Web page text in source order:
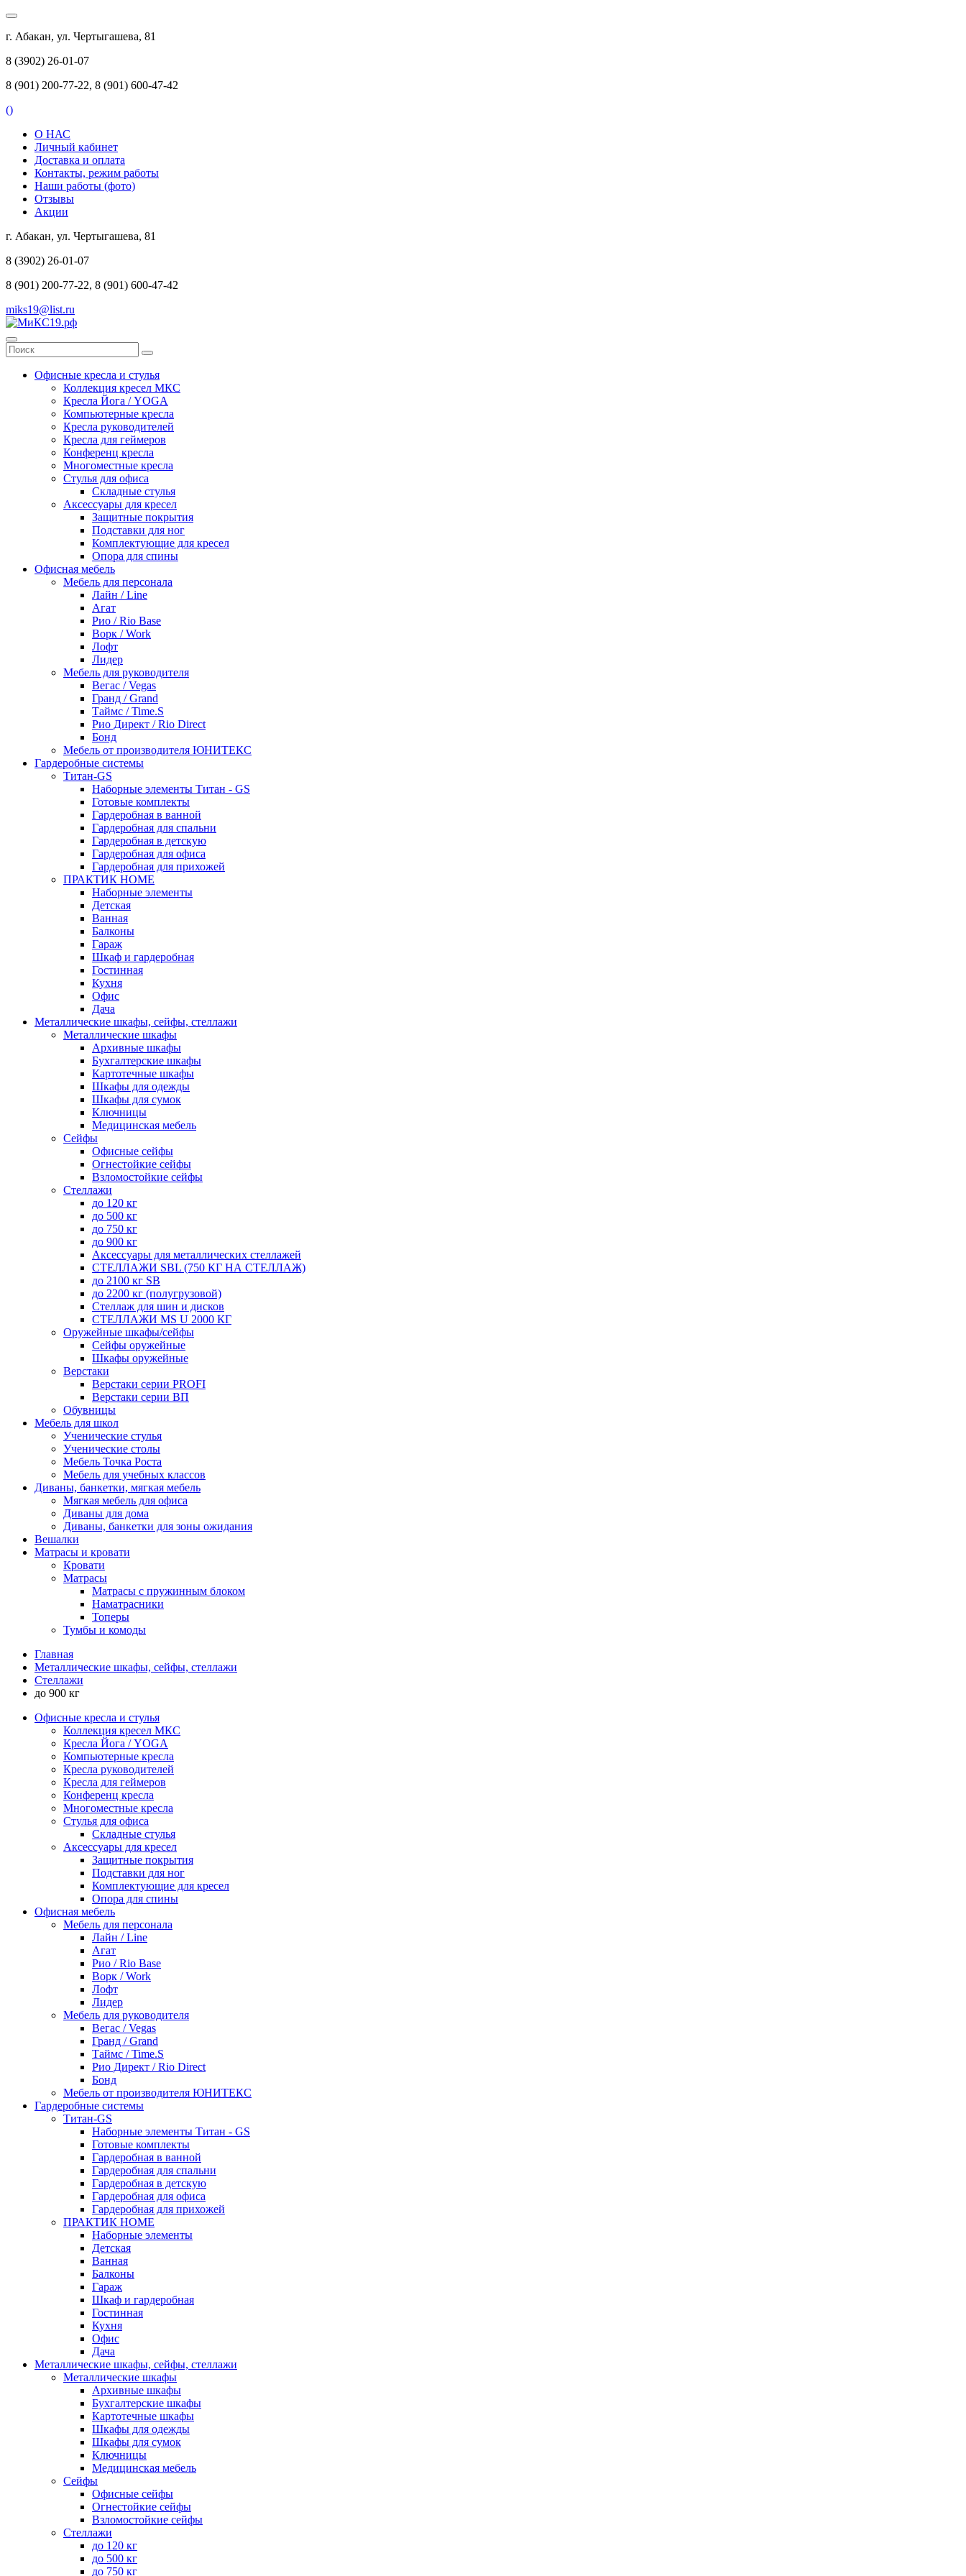
г. Абакан, ул. Чертыгашева, 81
8 (3902) 26-01-07
8 (901) 200-77-22, 8 (901) 600-47-42
()
О НАС
Личный кабинет
Доставка и оплата
Контакты, режим работы
Наши работы (фото)
Отзывы
Акции
г. Абакан, ул. Чертыгашева, 81
8 (3902) 26-01-07
8 (901) 200-77-22, 8 (901) 600-47-42
miks19@list.ru
Офисные кресла и стулья
Коллекция кресел МКС
Кресла Йога / YOGA
Компьютерные кресла
Кресла руководителей
Кресла для геймеров
Конференц кресла
Многоместные кресла
Стулья для офиса
Складные стулья
Аксессуары для кресел
Защитные покрытия
Подставки для ног
Комплектующие для кресел
Опора для спины
Офисная мебель
Мебель для персонала
Лайн / Line
Агат
Рио / Rio Base
Ворк / Work
Лофт
Лидер
Мебель для руководителя
Вегас / Vegas
Гранд / Grand
Таймс / Time.S
Рио Директ / Rio Direct
Бонд
Мебель от производителя ЮНИТЕКС
Гардеробные системы
Титан-GS
Наборные элементы Титан - GS
Готовые комплекты
Гардеробная в ванной
Гардеробная для спальни
Гардеробная в детскую
Гардеробная для офиса
Гардеробная для прихожей
ПРАКТИК HOME
Наборные элементы
Детская
Ванная
Балконы
Гараж
Шкаф и гардеробная
Гостинная
Кухня
Офис
Дача
Металлические шкафы, сейфы, стеллажи
Металлические шкафы
Архивные шкафы
Бухгалтерские шкафы
Картотечные шкафы
Шкафы для одежды
Шкафы для сумок
Ключницы
Медицинская мебель
Сейфы
Офисные сейфы
Огнестойкие сейфы
Взломостойкие сейфы
Стеллажи
до 120 кг
до 500 кг
до 750 кг
до 900 кг
Аксессуары для металлических стеллажей
СТЕЛЛАЖИ SBL (750 КГ НА СТЕЛЛАЖ)
до 2100 кг SB
до 2200 кг (полугрузовой)
Стеллаж для шин и дисков
СТЕЛЛАЖИ MS U 2000 КГ
Оружейные шкафы/сейфы
Сейфы оружейные
Шкафы оружейные
Верстаки
Верстаки серии PROFI
Верстаки серии ВП
Обувницы
Мебель для школ
Ученические стулья
Ученические столы
Мебель Точка Роста
Мебель для учебных классов
Диваны, банкетки, мягкая мебель
Мягкая мебель для офиса
Диваны для дома
Диваны, банкетки для зоны ожидания
Вешалки
Матрасы и кровати
Кровати
Матрасы
Матрасы с пружинным блоком
Наматрасники
Топеры
Тумбы и комоды
Главная
Металлические шкафы, сейфы, стеллажи
Стеллажи
до 900 кг
Офисные кресла и стулья
Коллекция кресел МКС
Кресла Йога / YOGA
Компьютерные кресла
Кресла руководителей
Кресла для геймеров
Конференц кресла
Многоместные кресла
Стулья для офиса
Складные стулья
Аксессуары для кресел
Защитные покрытия
Подставки для ног
Комплектующие для кресел
Опора для спины
Офисная мебель
Мебель для персонала
Лайн / Line
Агат
Рио / Rio Base
Ворк / Work
Лофт
Лидер
Мебель для руководителя
Вегас / Vegas
Гранд / Grand
Таймс / Time.S
Рио Директ / Rio Direct
Бонд
Мебель от производителя ЮНИТЕКС
Гардеробные системы
Титан-GS
Наборные элементы Титан - GS
Готовые комплекты
Гардеробная в ванной
Гардеробная для спальни
Гардеробная в детскую
Гардеробная для офиса
Гардеробная для прихожей
ПРАКТИК HOME
Наборные элементы
Детская
Ванная
Балконы
Гараж
Шкаф и гардеробная
Гостинная
Кухня
Офис
Дача
Металлические шкафы, сейфы, стеллажи
Металлические шкафы
Архивные шкафы
Бухгалтерские шкафы
Картотечные шкафы
Шкафы для одежды
Шкафы для сумок
Ключницы
Медицинская мебель
Сейфы
Офисные сейфы
Огнестойкие сейфы
Взломостойкие сейфы
Стеллажи
до 120 кг
до 500 кг
до 750 кг